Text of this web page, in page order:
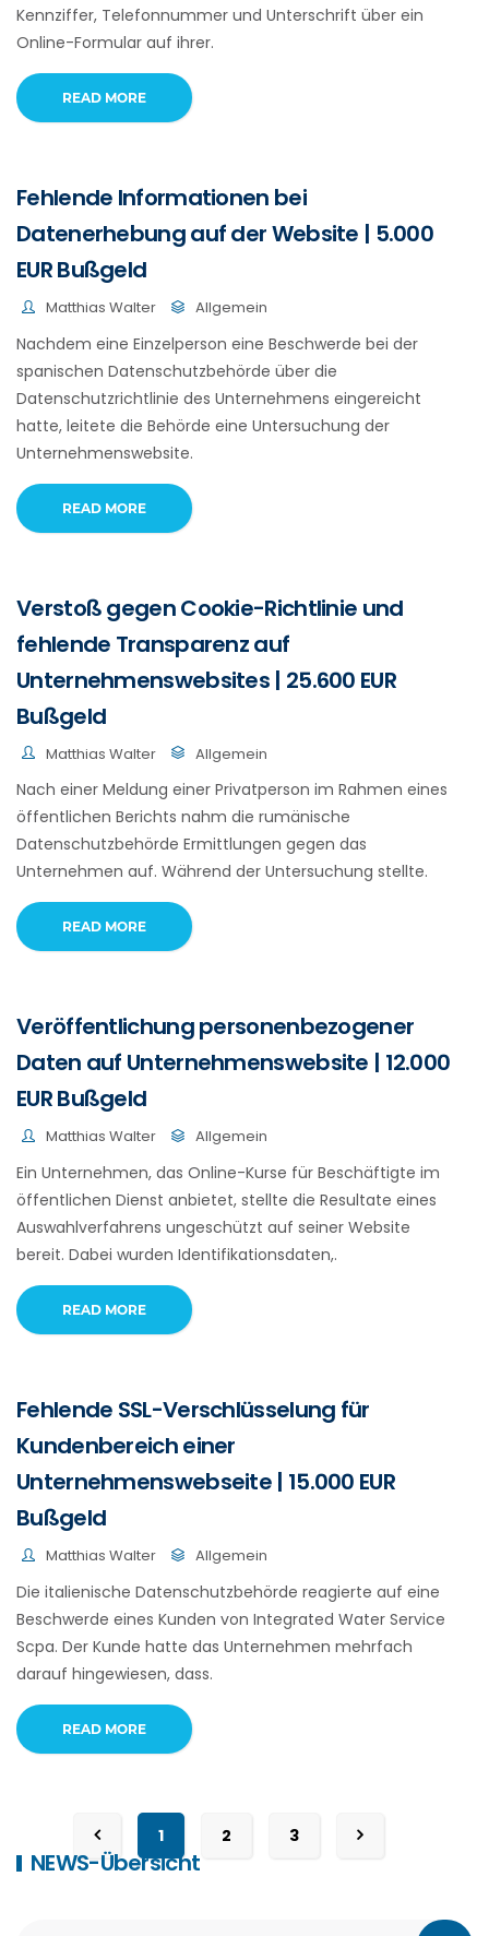
Kennziffer, Telefonnummer und Unterschrift über ein
Online-Formular auf ihrer.
READ MORE
Fehlende Informationen bei
Datenerhebung auf der Website | 5.000
EUR Bußgeld
Matthias Walter Allgemein
Nachdem eine Einzelperson eine Beschwerde bei der
spanischen Datenschutzbehörde über die
Datenschutzrichtlinie des Unternehmens eingereicht
hatte, leitete die Behörde eine Untersuchung der
Unternehmenswebsite.
READ MORE
Verstoß gegen Cookie-Richtlinie und
fehlende Transparenz auf
Unternehmenswebsites | 25.600 EUR
Bußgeld
Matthias Walter Allgemein
Nach einer Meldung einer Privatperson im Rahmen eines
öffentlichen Berichts nahm die rumänische
Datenschutzbehörde Ermittlungen gegen das
Unternehmen auf. Während der Untersuchung stellte.
READ MORE
Veröffentlichung personenbezogener
Daten auf Unternehmenswebsite | 12.000
EUR Bußgeld
Matthias Walter Allgemein
Ein Unternehmen, das Online-Kurse für Beschäftigte im
öffentlichen Dienst anbietet, stellte die Resultate eines
Auswahlverfahrens ungeschützt auf seiner Website
bereit. Dabei wurden Identifikationsdaten,.
READ MORE
Fehlende SSL-Verschlüsselung für
Kundenbereich einer
Unternehmenswebseite | 15.000 EUR
Bußgeld
Matthias Walter Allgemein
Die italienische Datenschutzbehörde reagierte auf eine
Beschwerde eines Kunden von Integrated Water Service
Scpa. Der Kunde hatte das Unternehmen mehrfach
darauf hingewiesen, dass.
READ MORE
1 2 3
NEWS-Übersicht